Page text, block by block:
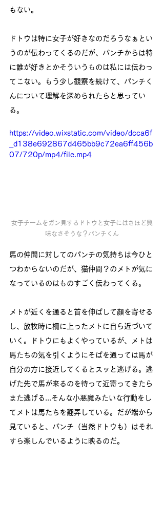
もない。
ドトウは特に女子が好きなのだろうなぁとい
うのが伝わってくるのだが、パンチからは特
に誰が好きとかそういうものは私には伝わっ
てこない。もう少し観察を続けて、パンチく
んについて理解を深められたらと思ってい
る。
https://video.wixstatic.com/video/dcca6f
_d138e692867d465bb9c72ea6ff456b
07/720p/mp4/file.mp4
女子チームをガン見するドトウと女子にはさほど興
味なさそうな？パンチくん
馬の仲間に対してのパンチの気持ちは今ひと
つわからないのだが、猫仲間？のメトが気に
なっているのはものすごく伝わってくる。
メトが近くを通ると首を伸ばして顔を寄せる
し、放牧時に柵に上ったメトに自ら近づいて
いく。ドトウにもよくやっているが、メトは
馬たちの気を引くようにそばを通っては馬が
自分の方に接近してくるとスッと逃げる。逃
げた先で馬が来るのを待って近寄ってきたら
また逃げる...そんな小悪魔みたいな行動をし
てメトは馬たちを翻弄している。だが端から
見ていると、パンチ（当然ドトウも）はそれ
すら楽しんでいるように映るのだ。